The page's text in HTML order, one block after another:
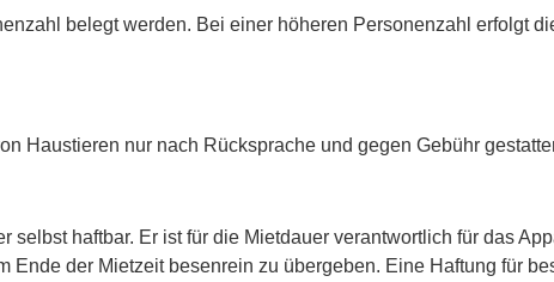
belegt werden. Bei einer höheren Personenzahl erfolgt
Haustieren nur nach Rücksprache und gegen Gebühr
selbst haftbar. Er ist für die Mietdauer verantwortlich für das
Ende der Mietzeit besenrein zu übergeben. Eine Haftung für